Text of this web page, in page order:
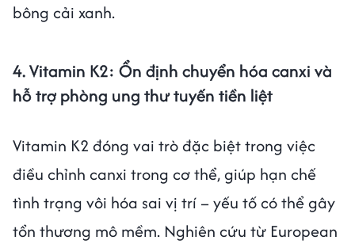
bông cải xanh.
4. Vitamin K2: Ổn định chuyển hóa canxi và
hỗ trợ phòng ung thư tuyến tiền liệt
Vitamin K2 đóng vai trò đặc biệt trong việc
điều chỉnh canxi trong cơ thể, giúp hạn chế
tình trạng vôi hóa sai vị trí – yếu tố có thể gây
tổn thương mô mềm. Nghiên cứu từ European